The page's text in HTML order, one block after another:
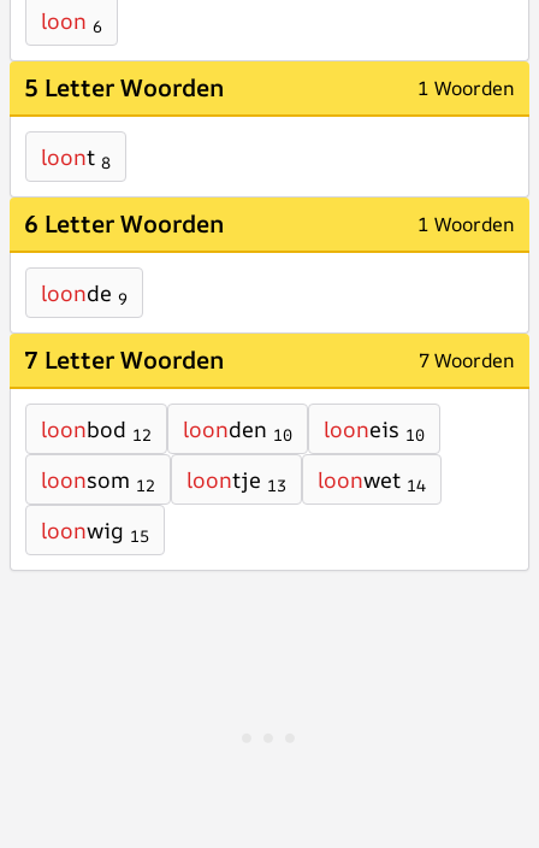
loon 6
5 Letter Woorden 1 Woorden
loont 8
6 Letter Woorden 1 Woorden
loonde 9
7 Letter Woorden 7 Woorden
loonbod 12 loonden 10 looneis 10
loonsom 12 loontje 13 loonwet 14
loonwig 15